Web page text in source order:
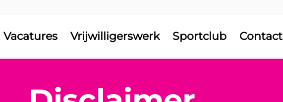
Vacatures Vrijwilligerswerk Sportclub Contact